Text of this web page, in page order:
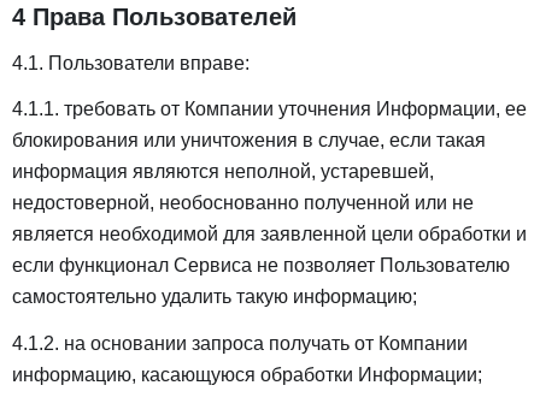
4 Права Пользователей
4.1. Пользователи вправе:
4.1.1. требовать от Компании уточнения Информации, ее
блокирования или уничтожения в случае, если такая
информация являются неполной, устаревшей,
недостоверной, необоснованно полученной или не
является необходимой для заявленной цели обработки и
если функционал Сервиса не позволяет Пользователю
самостоятельно удалить такую информацию;
4.1.2. на основании запроса получать от Компании
информацию, касающуюся обработки Информации;